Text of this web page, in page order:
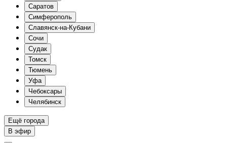
Саратов
Симферополь
Славянск-на-Кубани
Сочи
Судак
Томск
Тюмень
Уфа
Чебоксары
Челябинск
Ещё города
В эфир